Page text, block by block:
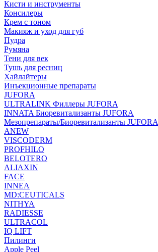
Кисти и инструменты
Консилеры
Крем с тоном
Макияж и уход для губ
Пудра
Румяна
Тени для век
Тушь для ресниц
Хайлайтеры
Инъекционные препараты
JUFORA
ULTRALINK Филлеры JUFORA
INNATA Биоревитализанты JUFORA
Мезопрепараты/Биоревитализанты JUFORA
ANEW
VISCODERM
PROFHILO
BELOTERO
ALIAXIN
FACE
INNEA
MD:CEUTICALS
NITHYA
RADIESSE
ULTRACOL
IQ LIFT
Пилинги
Apple Peel